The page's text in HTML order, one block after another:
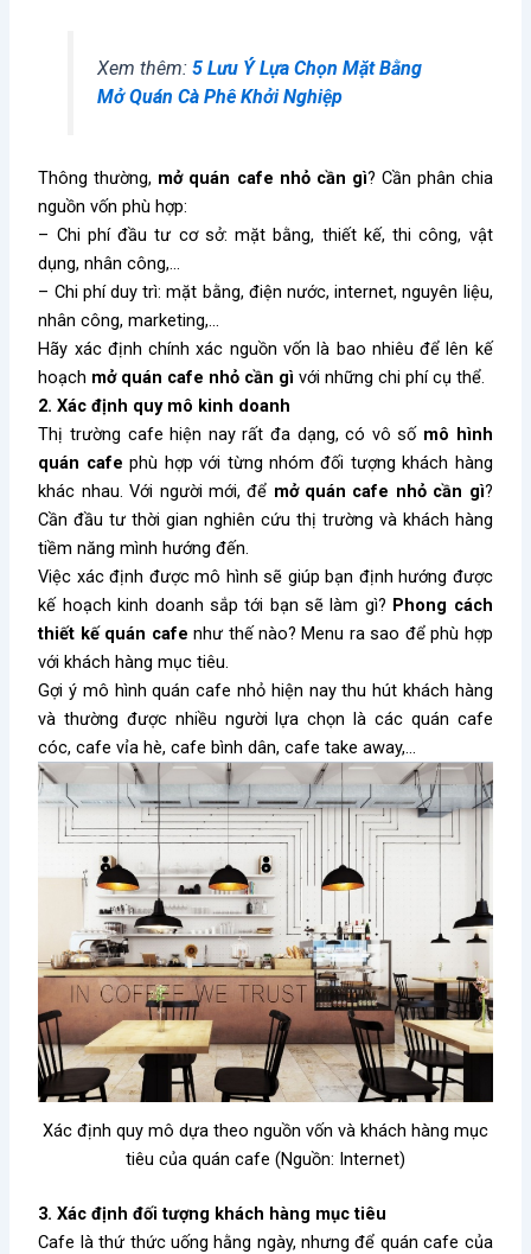
Xem thêm: 5 Lưu Ý Lựa Chọn Mặt Bằng
Mở Quán Cà Phê Khởi Nghiệp
Thông thường, mở quán cafe nhỏ cần gì? Cần phân chia
nguồn vốn phù hợp:
– Chi phí đầu tư cơ sở: mặt bằng, thiết kế, thi công, vật
dụng, nhân công,…
– Chi phí duy trì: mặt bằng, điện nước, internet, nguyên liệu,
nhân công, marketing,…
Hãy xác định chính xác nguồn vốn là bao nhiêu để lên kế
hoạch mở quán cafe nhỏ cần gì với những chi phí cụ thể.
2. Xác định quy mô kinh doanh
Thị trường cafe hiện nay rất đa dạng, có vô số mô hình
quán cafe phù hợp với từng nhóm đối tượng khách hàng
khác nhau. Với người mới, để mở quán cafe nhỏ cần gì?
Cần đầu tư thời gian nghiên cứu thị trường và khách hàng
tiềm năng mình hướng đến.
Việc xác định được mô hình sẽ giúp bạn định hướng được
kế hoạch kinh doanh sắp tới bạn sẽ làm gì? Phong cách
thiết kế quán cafe như thế nào? Menu ra sao để phù hợp
với khách hàng mục tiêu.
Gợi ý mô hình quán cafe nhỏ hiện nay thu hút khách hàng
và thường được nhiều người lựa chọn là các quán cafe
cóc, cafe vỉa hè, cafe bình dân, cafe take away,…
Xác định quy mô dựa theo nguồn vốn và khách hàng mục
tiêu của quán cafe (Nguồn: Internet)
3. Xác định đối tượng khách hàng mục tiêu
Cafe là thứ thức uống hằng ngày, nhưng để quán cafe của